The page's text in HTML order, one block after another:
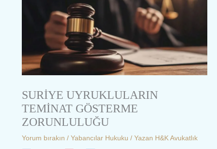
SURİYE UYRUKLULARIN
TEMİNAT GÖSTERME
ZORUNLULUĞU
Yorum bırakın / Yabancılar Hukuku / Yazan H&K Avukatlık